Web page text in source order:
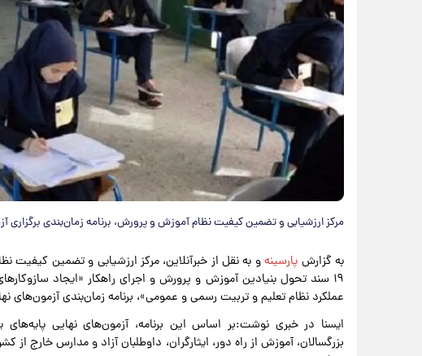
مرکز ارزشیابی و تضمین کیفیت نظام آموزش و پرورش، برنامه زمان‌بندی برگزاری آزمون‌های
به گزارش پارسینهو به نقل از خبرآنلاین، مرکز ارزشیابی و تضمین
۱۹ سند تحول بنیادین آموزش و پرورش و اجرای راهکار «ایجاد
عملکرد نظام تعلیم و تربیت رسمی و عمومی»، برنامه زمان‌بندی آزمون‌های نهایی تیر و
ایسنا در خبری نوشت:بر اساس این برنامه، آزمون‌های نهایی پایه‌های
بزرگسالان، آموزش از راه دور، ایثارگران، داوطلبان آزاد و مدارس خارج